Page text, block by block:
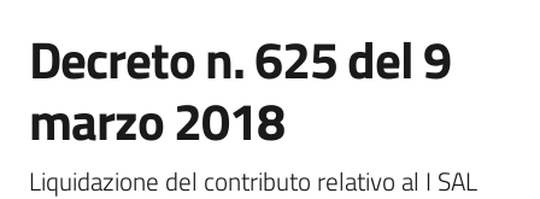
Decreto n. 625 del 9
marzo 2018
Liquidazione del contributo relativo al I SAL